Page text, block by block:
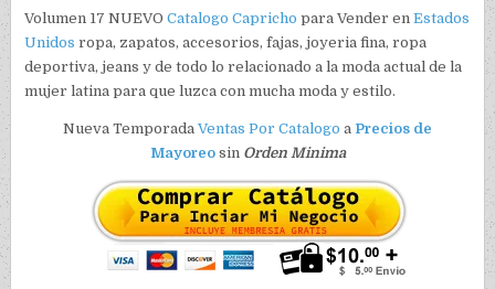
Volumen 17 NUEVOCatalogo Capricho para Vender enEstados
Unidos ropa, zapatos, accesorios, fajas, joyeria fina, ropa
deportiva, jeans y de todo lo relacionado a la moda actual de la
mujer latina para que luzca con mucha moda y estilo.
Nueva Temporada Ventas Por Catalogo a Precios de
Mayoreosin Orden Minima